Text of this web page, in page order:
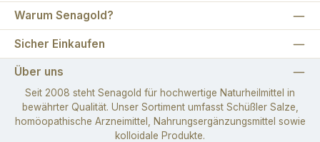
Warum Senagold?
Sicher Einkaufen
Über uns
Seit 2008 steht Senagold für hochwertige Naturheilmittel in
bewährter Qualität. Unser Sortiment umfasst Schüßler Salze,
homöopathische Arzneimittel, Nahrungsergänzungsmittel sowie
kolloidale Produkte.